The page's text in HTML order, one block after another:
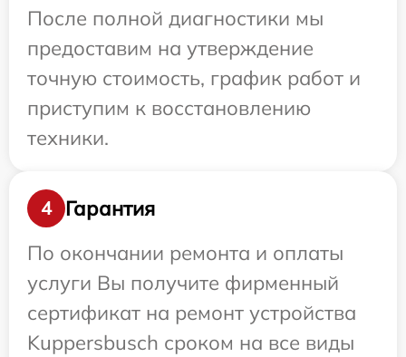
После полной диагностики мы
предоставим на утверждение
точную стоимость, график работ и
приступим к восстановлению
техники.
4
Гарантия
По окончании ремонта и оплаты
услуги Вы получите фирменный
сертификат на ремонт устройства
Kuppersbusch сроком на все виды